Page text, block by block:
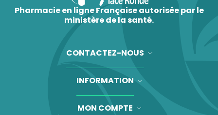
Pharmacie en ligne Française autorisée par le
ministère de la santé.
CONTACTEZ-NOUS
INFORMATION
MON COMPTE